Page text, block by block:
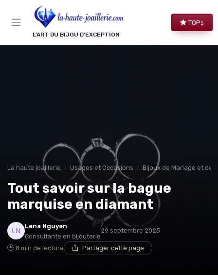
L’ART DU BIJOU D’EXCEPTION
TOPs
La haute joaillerie Usages et Occasions Bijoux de Mariage et de
Tout savoir sur la bague
marquise en diamant
Lena Nguyen
Consultante en bijouterie
29 septembre 2025
8 min de lecture Partager cette page
Panneau de gestion des cookies